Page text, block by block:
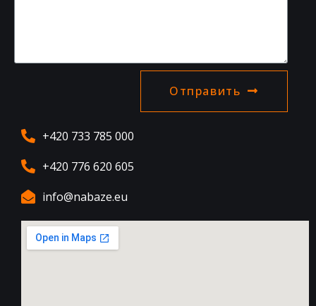
Отправить
+420 733 785 000
+420 776 620 605
info@nabaze.eu